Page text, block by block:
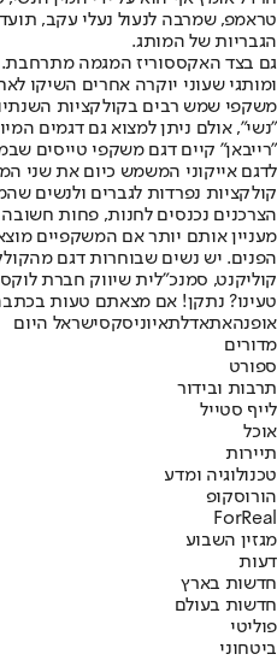
טראמפ, שמרבה לנעול נעלי עקב,
הגבריות של המותג.
גם בצד האקססוריז המגמה מתרחבת.
ומותגי שעוני יוקרה אחרים השיקו
משקפי שמש רבים בקולקציות
"נשי", אולם ניתן למצוא גם דגמים
"רייבאן" קיים דגם משקפי טייסים
לדגם אייקוני המשמש כיום את שני
קולקציות נפרדות לגברים ולנשים
הצרכנים נכנסים לחנות, פחות
מעניין אותם יותר אם המשקפיים
הפנים. יש נשים שבוחרות דגם
קוליקנט, סמנכ"לית שיווק חברת
טעינו? נתקן! אם מצאתם טעות
אופנהאתאדלתאיוניסקסישראל היום
מדורים
ספורט
תרבות ובידור
לייף סטייל
אוכל
תיירות
טכנולוגיה ומדע
הורוסקופ
ForReal
מגזין השבוע
דעות
חדשות בארץ
חדשות בעולם
פוליטי
ביטחוני